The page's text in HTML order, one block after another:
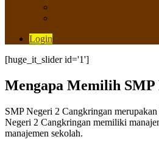
Login
[huge_it_slider id='1']
Mengapa Memilih
SMP Negeri 2 Cangkringan
Negeri 2 Cangkringan memiliki
manajemen sekolah.